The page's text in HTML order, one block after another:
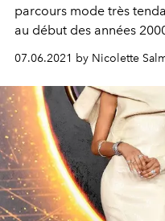
parcours mode très
au début des années
07.06.2021 by Nicolette